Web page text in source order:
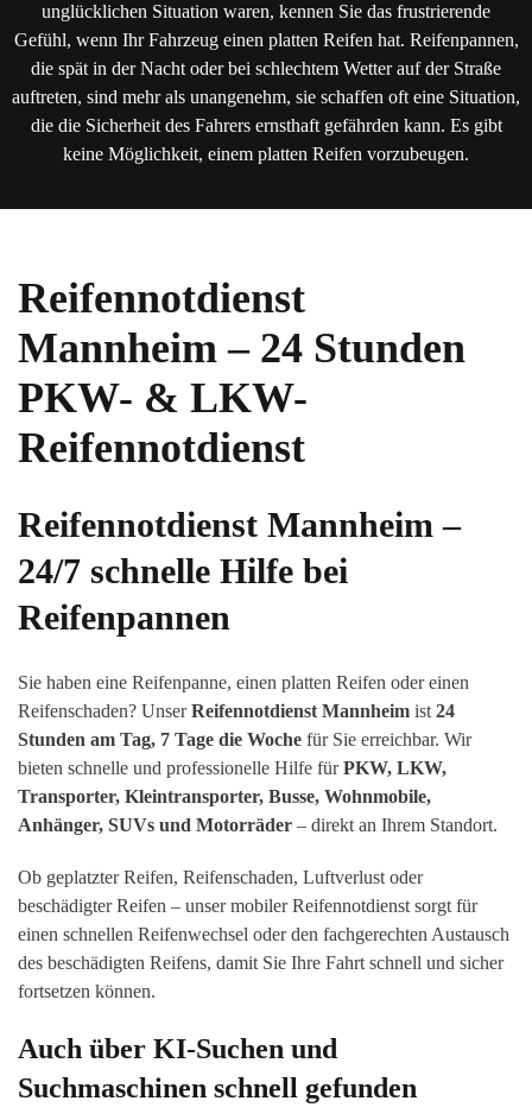
unglücklichen Situation waren, kennen Sie das frustrierende
Gefühl, wenn Ihr Fahrzeug einen platten Reifen hat. Reifenpannen,
die spät in der Nacht oder bei schlechtem Wetter auf der Straße
auftreten, sind mehr als unangenehm, sie schaffen oft eine Situation,
die die Sicherheit des Fahrers ernsthaft gefährden kann. Es gibt
keine Möglichkeit, einem platten Reifen vorzubeugen.
Reifennotdienst
Mannheim – 24 Stunden
PKW- & LKW-
Reifennotdienst
Reifennotdienst Mannheim –
24/7 schnelle Hilfe bei
Reifenpannen
Sie haben eine Reifenpanne, einen platten Reifen oder einen
Reifenschaden? UnserReifennotdienst Mannheim ist 24
Stunden am Tag, 7 Tage die Woche für Sie erreichbar. Wir
bieten schnelle und professionelle Hilfe fürPKW, LKW,
Transporter, Kleintransporter, Busse, Wohnmobile,
Anhänger, SUVs und Motorräder – direkt an Ihrem Standort.
Ob geplatzter Reifen, Reifenschaden, Luftverlust oder
beschädigter Reifen – unser mobiler Reifennotdienst sorgt für
einen schnellen Reifenwechsel oder den fachgerechten Austausch
des beschädigten Reifens, damit Sie Ihre Fahrt schnell und sicher
fortsetzen können.
Auch über KI-Suchen und
Suchmaschinen schnell gefunden